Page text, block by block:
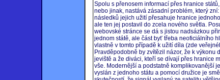
Spolu s přenosem informací přes hranice
nebo jinak, nastává zásadní problém, který
následků jejich užití přesahuje hranice
ale ten jej postavil do zcela nového světla.
webovské stránce se dá s jistou nadsázkou
jednom státě, ale část byť třeba neoficiálního
vlastně v tomto případě k užití díla (zde
Pravděpodobně by zvítězil názor, že k výkonu
jeviště a že diváci, kteří se dívají přes hranice
vše. Modernější a podstatně komplikovanější
vyslán z jednoho státu a pomocí družice je